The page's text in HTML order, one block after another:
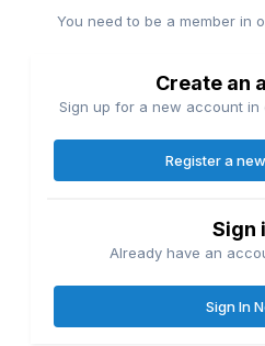
You need to be a member in
Create an
Sign up for a new account in
Register a
Sign
Already have an
Sign In